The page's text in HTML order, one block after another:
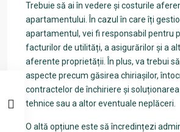
Trebuie să ai în vedere și costurile
apartamentului. În cazul în care îți
apartamentul, vei fi responsabil pentru
facturilor de utilități, a asigurărilor și a
aferente proprietății. În plus, va trebui
aspecte precum găsirea chiriașilor,
contractelor de închiriere și
tehnice sau a altor eventuale neplăceri.
O altă opțiune este să încredințezi